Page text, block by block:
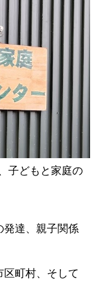
子どもと家庭の
発達、親子関係
町村、そして